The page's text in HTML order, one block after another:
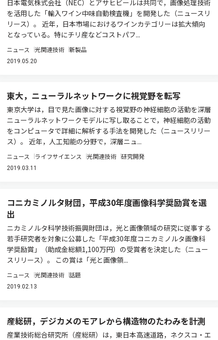
日本電気株式会社（NEC）とアサヒビールは共同で，画像処理技術
を活用した「輸入ワイン中味自動検査機」を開発した（ニュースリ
リース）。 近年，日本市場におけるワインカテゴリーは拡大傾向
となっている。特にチリ産などコストパフ...
ニュース 光関連技術 新製品
2019.05.20
東大，ニューラルネットワークに視覚野を転写
東京大学は，目で見た画像に対する視覚野の神経細胞の活動を深層
ニューラルネットワークモデルに写し取ることで，神経細胞の活動
をコンピュータで詳細に解析する手法を開発した（ニュースリリー
ス）。 近年，人工知能の分野で，深層ニュ...
ニュース ライフサイエンス 光関連技術 研究開発
2019.03.11
コニカミノルタ財団，平成30年度画像科学奨励賞を選
出
ニカミノルタ科学技術振興財団は，光と画像領域の研究に従事する
若手研究者を対象に公募した「平成30年度コニカミノルタ画像科
学奨励賞」（助成金総額1,100万円）の受賞者を決定した（ニュー
スリリース）。 この賞は「光と画像領...
ニュース 光関連技術 話題
2019.02.13
産総研，デジカメのモアレから構造物のたわみを計測
産業技術総合研究所（産総研）は，東日本高速道路，ネクスコ・エ